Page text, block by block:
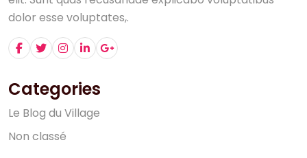
dolor esse voluptates,.
Categories
Le Blog du Village
Non classé